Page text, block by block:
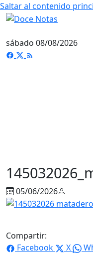
Saltar al contenido
sábado 08/08/2026
05/06/2026
Compartir:
Facebook
X